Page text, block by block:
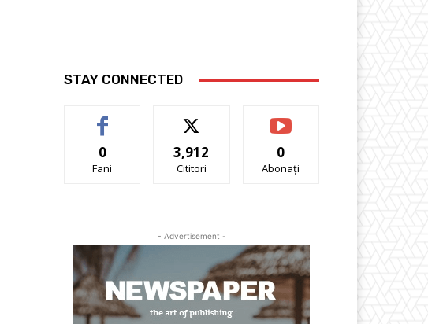
STAY CONNECTED
0
Fani
3,912
Cititori
0
Abonați
- Advertisement -